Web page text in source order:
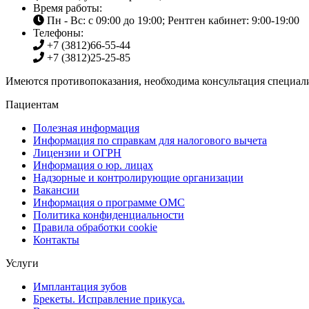
Время работы:
Пн - Вс: с 09:00 до 19:00; Рентген кабинет: 9:00-19:00
Телефоны:
+7 (3812)66-55-44
+7 (3812)25-25-85
Имеются противопоказания, необходима консультация
Пациентам
Полезная информация
Информация по справкам для налогового вычета
Лицензии и ОГРН
Информация о юр. лицах
Надзорные и контролирующие организации
Вакансии
Информация о программе ОМС
Политика конфиденциальности
Правила обработки cookie
Контакты
Услуги
Имплантация зубов
Брекеты. Исправление прикуса.